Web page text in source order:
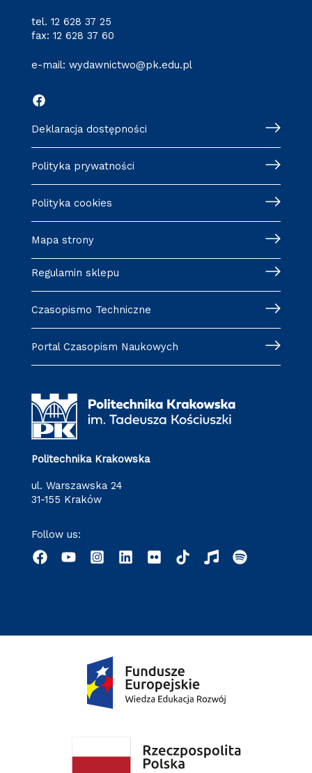
tel. 12 628 37 25
fax: 12 628 37 60
e-mail: wydawnictwo@pk.edu.pl
Deklaracja dostępności
Polityka prywatności
Polityka cookies
Mapa strony
Regulamin sklepu
Czasopismo Techniczne
Portal Czasopism Naukowych
Politechnika Krakowska
ul. Warszawska 24
31-155 Kraków
Follow us: